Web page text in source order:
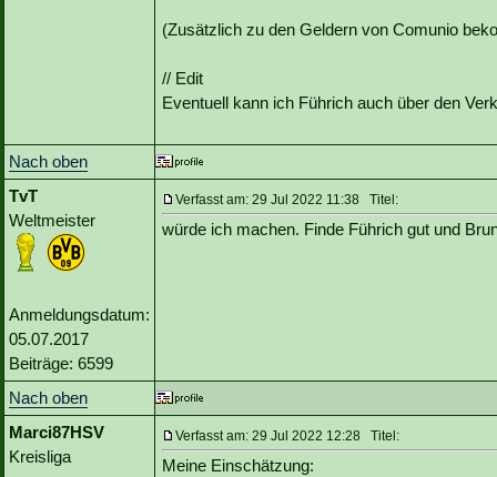
(Zusätzlich zu den Geldern von Comunio
// Edit
Eventuell kann ich Führich auch über den
Nach oben
TvT
Weltmeister
Anmeldungsdatum:
05.07.2017
Beiträge: 6599
Verfasst am: 29 Jul 2022 11:38 Titel:
würde ich machen. Finde Führich gut und
Nach oben
Marci87HSV
Kreisliga
Verfasst am: 29 Jul 2022 12:28 Titel:
Meine Einschätzung: